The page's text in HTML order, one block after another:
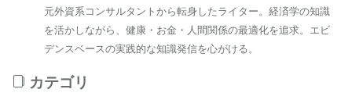
元外資系コンサルタントから転身したライター。経済学の知識
を活かしながら、健康・お金・人間関係の最適化を追求。エビ
デンスベースの実践的な知識発信を心がける。
カテゴリ